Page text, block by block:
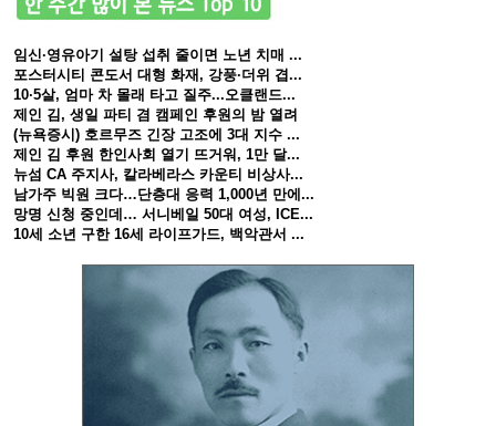
임신·영유아기 설탕 섭취 줄이면 노년 치매 ...
포스터시티 콘도서 대형 화재, 강풍·더위 겹...
10·5살, 엄마 차 몰래 타고 질주...오클랜드...
제인 김, 생일 파티 겸 캠페인 후원의 밤 열려
(뉴욕증시) 호르무즈 긴장 고조에 3대 지수 ...
제인 김 후원 한인사회 열기 뜨거워, 1만 달...
뉴섬 CA 주지사, 칼라베라스 카운티 비상사...
남가주 빅원 크다…단층대 응력 1,000년 만에...
망명 신청 중인데… 서니베일 50대 여성, ICE...
10세 소년 구한 16세 라이프가드, 백악관서 ...